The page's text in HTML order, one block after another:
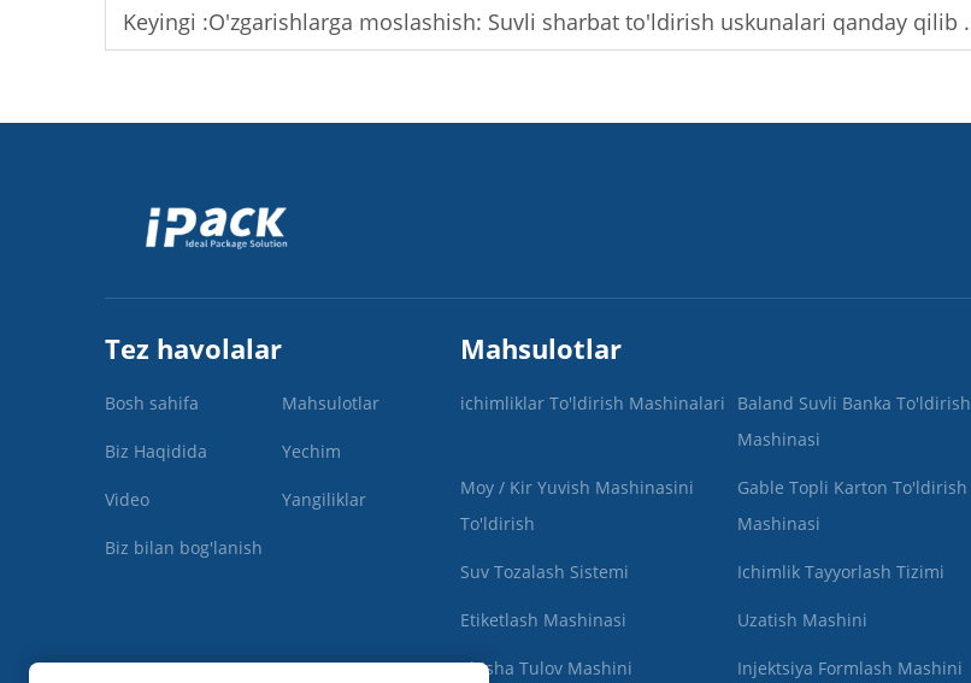
Keyingi :O'zgarishlarga moslashish: Suvli sharbat to'ldirish uskunalari qanday qilib go'shtcha, tolacha va tabiiy ingredientlarni qayta ishlaydi
Tez havolalar
Bosh sahifa Mahsulotlar
Biz Haqidida Yechim
Video Yangiliklar
Biz bilan bog'lanish
Mahsulotlar
ichimliklar To'ldirish Mashinalari
Baland Suvli Banka To'ldirish
Mashinasi
Moy / Kir Yuvish Mashinasini
To'ldirish
Gable Topli Karton To'ldirish
Mashinasi
Suv Tozalash Sistemi Ichimlik Tayyorlash Tizimi
Etiketlash Mashinasi Uzatish Mashini
Shisha Tulov Mashini Injektsiya Formlash Mashini